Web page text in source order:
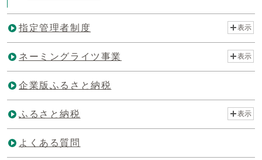
指定管理者制度 表示
ネーミングライツ事業 表示
企業版ふるさと納税
ふるさと納税 表示
よくある質問